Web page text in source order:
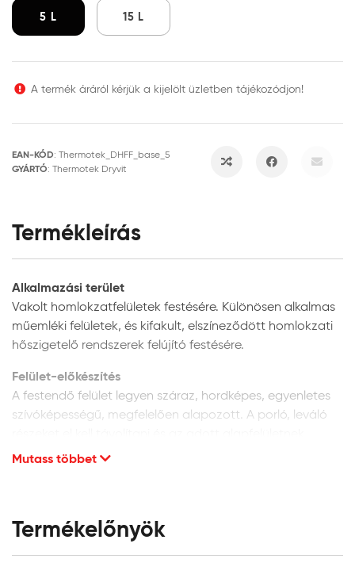
5 L 15 L
A termék áráról kérjük a kijelölt üzletben tájékozódjon!
EAN-KÓD: Thermotek_DHFF_base_5
GYÁRTÓ: Thermotek Dryvit
Termékleírás
Alkalmazási terület
Vakolt homlokzatfelületek festésére. Különösen alkalmas
műemléki felületek, és kifakult, elszíneződött homlokzati
hőszigetelő rendszerek felújító festésére.
Felület-előkészítés
A festendő felület legyen száraz, hordképes, egyenletes
szívóképességű, megfelelően alapozott. A porló, leváló
megfelelően kijavítani. A vakolat minősége legyen min. vH
Új, vakolt vagy beton felületek:
felület szívóképességének kiegyenlítéséhez a
Mutass többet
Termékelőnyök